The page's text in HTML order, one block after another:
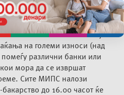
МИПС
за итни плаќања на кој
на големи износи (над
различни банки или
мора да се извршат
Сите МИПС налози
до 16.00 часот ќе